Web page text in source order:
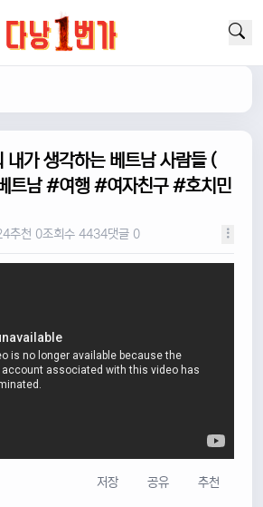
내가 생각하는 베트남 사람들 (
트남 #여행 #여자친구 #호치민
추천 0조회수 4434댓글 0
저장 공유 추천